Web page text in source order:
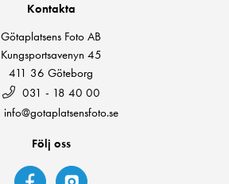
Kontakta
Götaplatsens Foto AB
Kungsportsavenyn 45
411 36 Göteborg
031 - 18 40 00
info@gotaplatsensfoto.se
Följ oss